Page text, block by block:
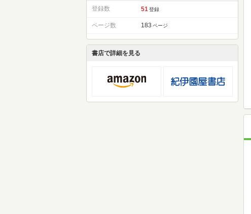
登録数 51 登録
ページ数 183 ページ
書店で詳細を見る